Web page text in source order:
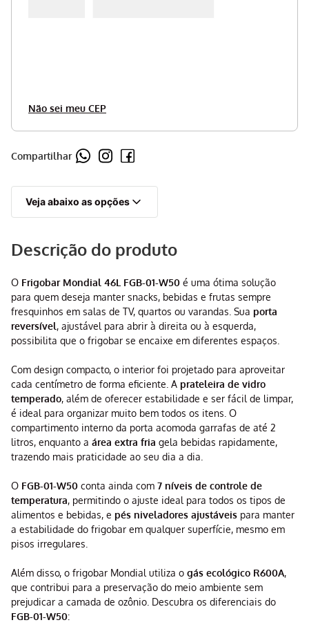
Não sei meu CEP
Compartilhar
Veja abaixo as opções
Descrição do produto
O Frigobar Mondial 46L FGB-01-W50 é uma ótima solução
para quem deseja manter snacks, bebidas e frutas sempre
fresquinhos em salas de TV, quartos ou varandas. Sua porta
reversível, ajustável para abrir à direita ou à esquerda,
possibilita que o frigobar se encaixe em diferentes espaços.
Com design compacto, o interior foi projetado para aproveitar
cada centímetro de forma eficiente. A prateleira de vidro
temperado, além de oferecer estabilidade e ser fácil de limpar,
é ideal para organizar muito bem todos os itens. O
compartimento interno da porta acomoda garrafas de até 2
litros, enquanto a área extra fria gela bebidas rapidamente,
trazendo mais praticidade ao seu dia a dia.
O FGB-01-W50 conta ainda com 7 níveis de controle de
temperatura, permitindo o ajuste ideal para todos os tipos de
alimentos e bebidas, e pés niveladores ajustáveis para manter
a estabilidade do frigobar em qualquer superfície, mesmo em
pisos irregulares.
Além disso, o frigobar Mondial utiliza o gás ecológico R600A,
que contribui para a preservação do meio ambiente sem
prejudicar a camada de ozônio. Descubra os diferenciais do
FGB-01-W50: